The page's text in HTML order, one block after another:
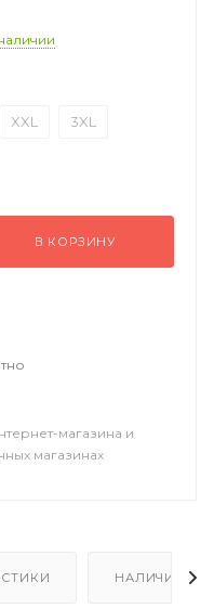
XXL 3XL
В КОРЗИНУ
магазина и
магазинах
НАЛИЧИЕ В